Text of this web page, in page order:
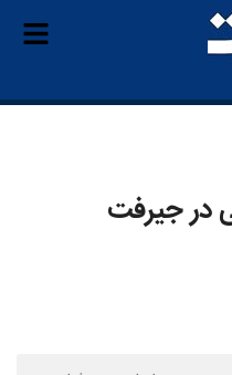
در جیرفت